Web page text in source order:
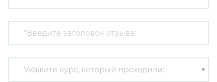
Укажите курс, который проходили: